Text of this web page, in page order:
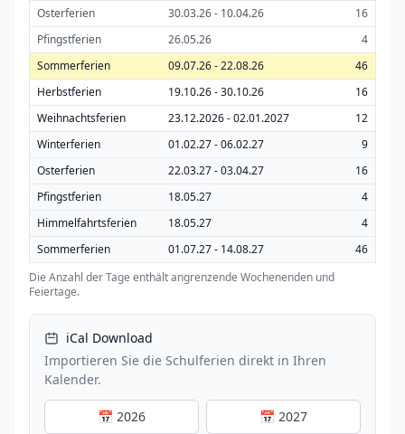
Osterferien
30.03.26 - 10.04.26
16
Pfingstferien
26.05.26
4
Sommerferien
09.07.26 - 22.08.26
46
Herbstferien
19.10.26 - 30.10.26
16
Weihnachtsferien
23.12.2026 - 02.01.2027
12
Winterferien
01.02.27 - 06.02.27
9
Osterferien
22.03.27 - 03.04.27
16
Pfingstferien
18.05.27
4
Himmelfahrtsferien
18.05.27
4
Sommerferien
01.07.27 - 14.08.27
46
Die Anzahl der Tage enthält angrenzende Wochenenden und
Feiertage.
iCal Download
Importieren Sie die Schulferien direkt in Ihren
Kalender.
📅 2026 📅 2027